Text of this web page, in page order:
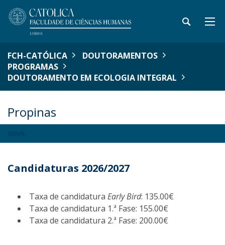
FCH-CATÓLICA
DOUTORAMENTOS
PROGRAMAS
DOUTORAMENTO EM ECOLOGIA INTEGRAL
Propinas
Candidaturas 2026/2027
Taxa de candidatura Early Bird: 135.00€
Taxa de candidatura 1.ª Fase: 155.00€
Taxa de candidatura 2.ª Fase: 200.00€